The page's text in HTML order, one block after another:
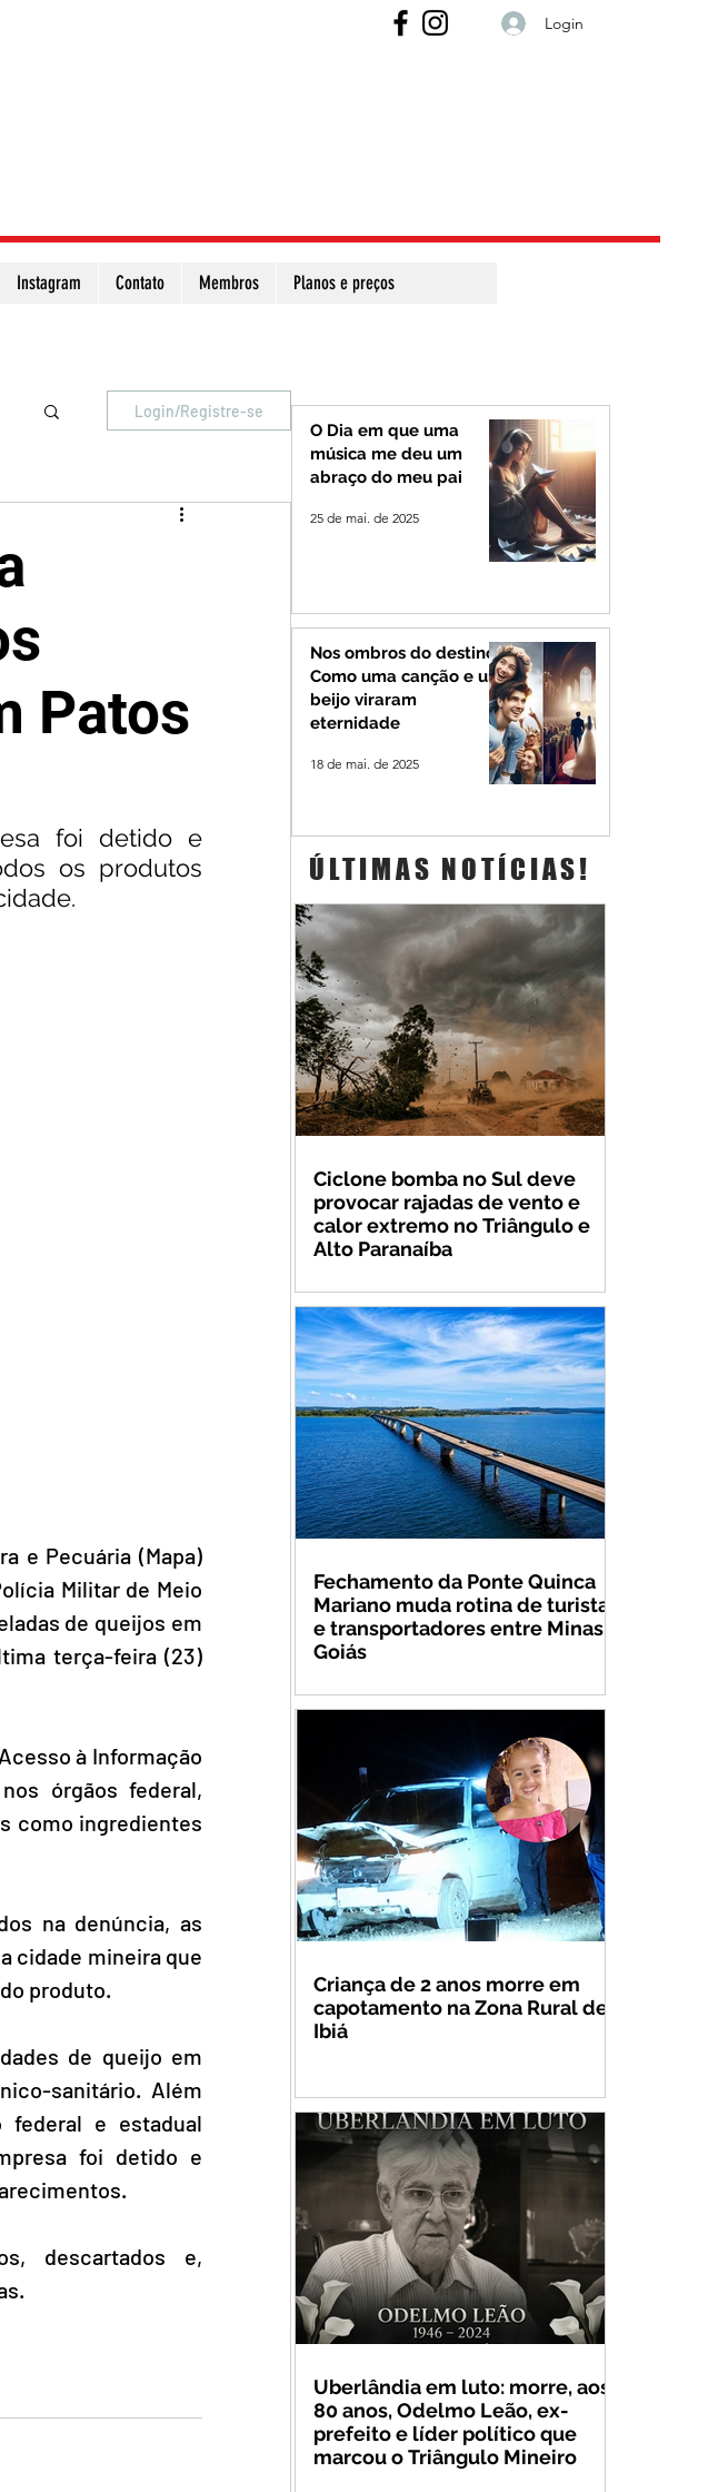
Login
Instagram Contato Membros Planos e preços
Login/Registre-se
Patos
foi detido e
os produtos
e Pecuária (Mapa)
Militar de Meio
de queijos em
terça-feira (23)
à Informação
órgãos federal,
como ingredientes
na denúncia, as
cidade mineira que
produto.
de queijo em
sanitário. Além
federal e estadual
foi detido e
descartados e,
O Dia em que uma
música me deu um
abraço do meu pai
25 de mai. de 2025
Nos ombros do destino:
Como uma canção e um
beijo viraram
eternidade
18 de mai. de 2025
ÚLTIMAS NOTÍCIAS!
Ciclone bomba no Sul deve
provocar rajadas de vento e
calor extremo no Triângulo e
Alto Paranaíba
Fechamento da Ponte Quinca
Mariano muda rotina de turistas
e transportadores entre Minas e
Goiás
Criança de 2 anos morre em
capotamento na Zona Rural de
Ibiá
Uberlândia em luto: morre, aos
80 anos, Odelmo Leão, ex-
prefeito e líder político que
marcou o Triângulo Mineiro